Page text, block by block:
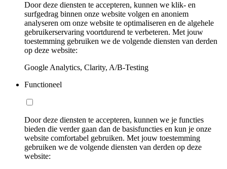
Door deze diensten te accepteren, kunnen we klik- en
surfgedrag binnen onze website volgen en anoniem
analyseren om onze website te optimaliseren en de algehele
gebruikerservaring voortdurend te verbeteren. Met jouw
toestemming gebruiken we de volgende diensten van derden
op deze website:
Google Analytics, Clarity, A/B-Testing
Functioneel
Door deze diensten te accepteren, kunnen we je functies
bieden die verder gaan dan de basisfuncties en kun je onze
website comfortabel gebruiken. Met jouw toestemming
gebruiken we de volgende diensten van derden op deze
website: